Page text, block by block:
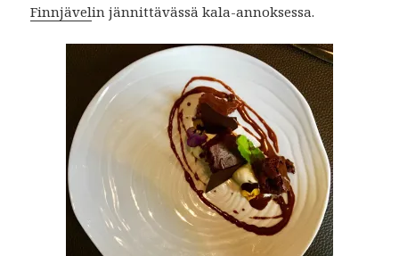
Finnjävelin jännittävässä kala-annoksessa.